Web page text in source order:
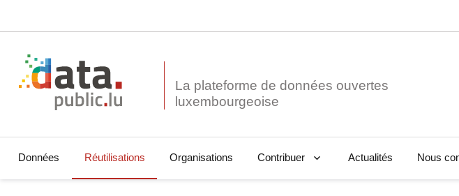
La plateforme de données ouvertes
Données Réutilisations Organisations Contribuer Actualités Nous